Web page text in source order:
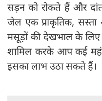
सड़न को रोकते हैं और
जेल एक प्राकृतिक, सस्ता
मसूड़ों की देखभाल के
शामिल करके आप कई
इसका लाभ उठा सकते हैं।